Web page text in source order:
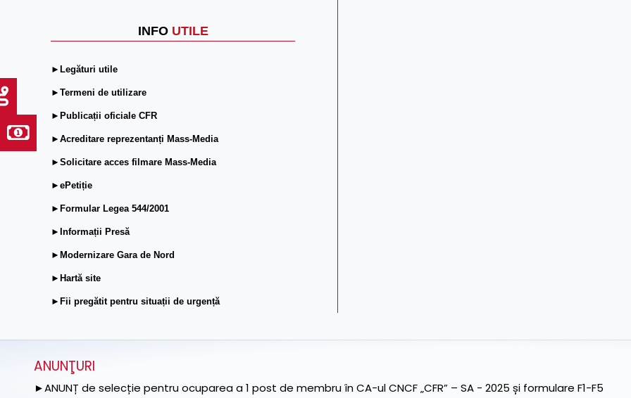
INFO UTILE
►Legături utile
►Termeni de utilizare
►Publicații oficiale CFR
►Acreditare reprezentanți Mass-Media
►Solicitare acces filmare Mass-Media
►ePetiție
►Formular Legea 544/2001
►Informații Presă
►Modernizare Gara de Nord
►Hartă site
►Fii pregătit pentru situații de urgență
ANUNŢURI
►ANUNȚ de selecție pentru ocuparea a 1 post de membru în CA-ul CNCF „CFR” – SA - 2025 și formulare F1-F5